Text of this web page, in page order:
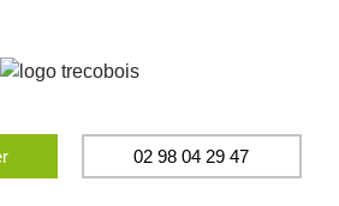
02 98 04 29 47